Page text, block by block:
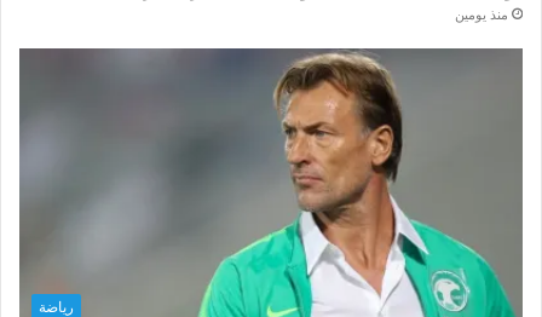
منذ يومين
رياضة